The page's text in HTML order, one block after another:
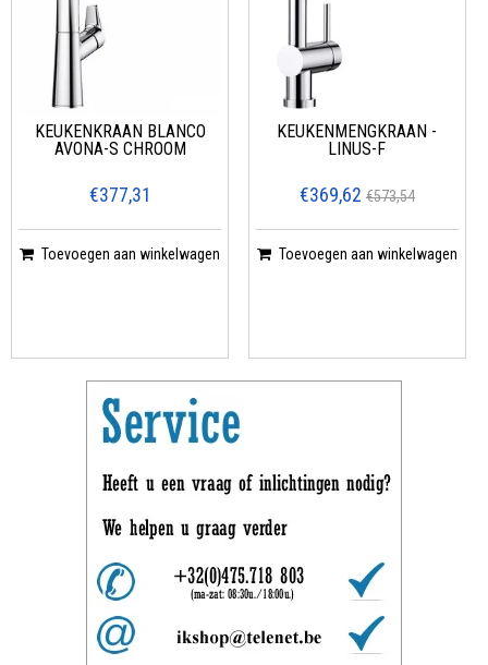
KEUKENKRAAN BLANCO
AVONA-S CHROOM
€377,31
Toevoegen aan winkelwagen
KEUKENMENGKRAAN -
LINUS-F
€369,62 €573,54
Toevoegen aan winkelwagen